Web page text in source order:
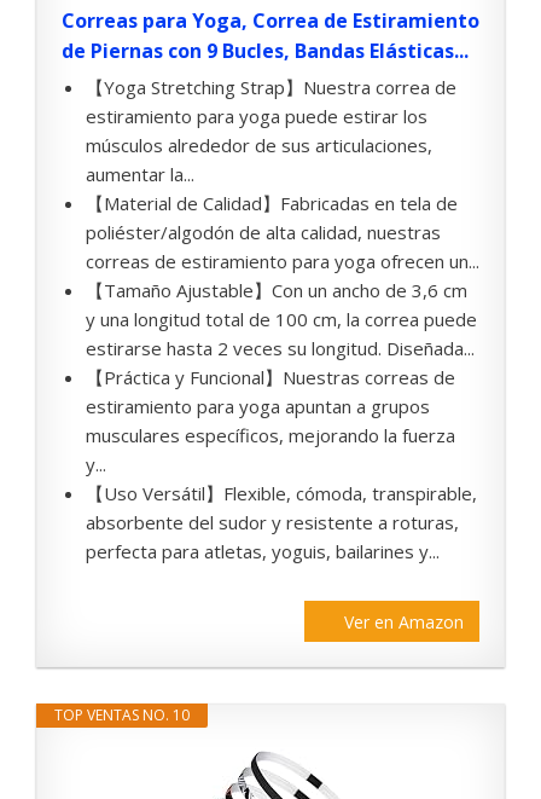
Correas para Yoga, Correa de Estiramiento
de Piernas con 9 Bucles, Bandas Elásticas...
【Yoga Stretching Strap】Nuestra correa de
estiramiento para yoga puede estirar los
músculos alrededor de sus articulaciones,
aumentar la...
【Material de Calidad】Fabricadas en tela de
poliéster/algodón de alta calidad, nuestras
correas de estiramiento para yoga ofrecen un...
【Tamaño Ajustable】Con un ancho de 3,6 cm
y una longitud total de 100 cm, la correa puede
estirarse hasta 2 veces su longitud. Diseñada...
【Práctica y Funcional】Nuestras correas de
estiramiento para yoga apuntan a grupos
musculares específicos, mejorando la fuerza
y...
【Uso Versátil】Flexible, cómoda, transpirable,
absorbente del sudor y resistente a roturas,
perfecta para atletas, yoguis, bailarines y...
Ver en Amazon
TOP VENTAS NO. 10